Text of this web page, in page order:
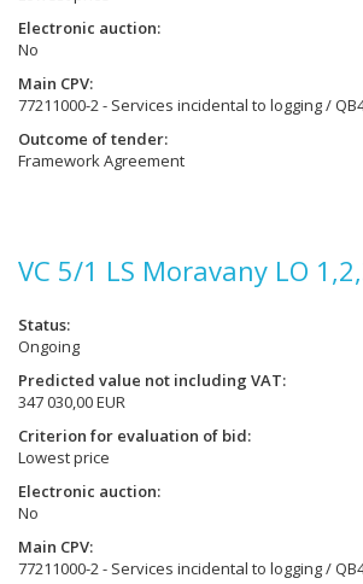
Electronic auction
No
Main CPV
77211000-2 - Services incidental to logging /
Outcome of tender
Framework Agreement
VC 5/1 LS Moravany LO
Status
Ongoing
Predicted value not including VAT
347 030,00 EUR
Criterion for evaluation of bid
Lowest price
Electronic auction
No
Main CPV
77211000-2 - Services incidental to logging /